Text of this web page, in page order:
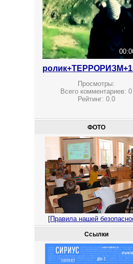
Просмотры:
Всего комментариев:0
Рейтинг: 0.0
ФОТО
[Правила нашей
Ссылки